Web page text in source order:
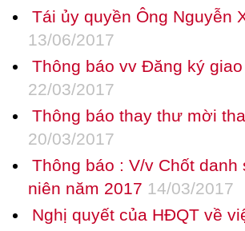
Tái ủy quyền Ông Nguyễn
13/06/2017
Thông báo vv Đăng ký
22/03/2017
Thông báo thay thư mời
20/03/2017
Thông báo : V/v Chốt
niên năm 2017 14/03/2017
Nghị quyết của HĐQT về